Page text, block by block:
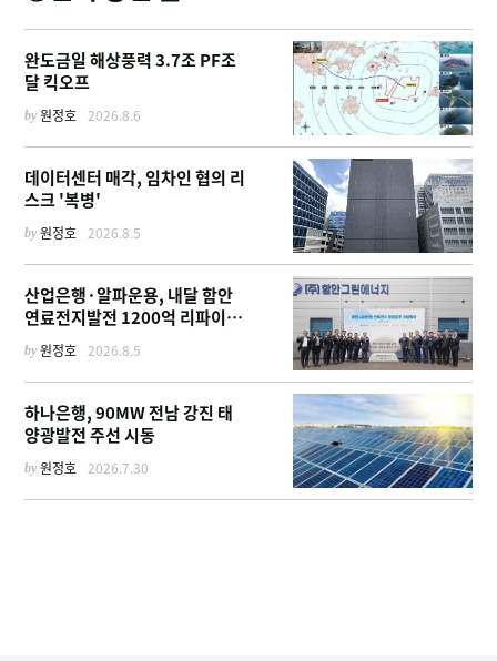
완도금일 해상풍력 3.7조 PF조
달 킥오프
by원정호 2026.8.6
데이터센터 매각, 임차인 협의 리
스크 '복병'
by원정호 2026.8.5
산업은행·알파운용, 내달 함안
연료전지발전 1200억 리파이낸
싱 주선
by원정호 2026.8.5
하나은행, 90MW 전남 강진 태
양광발전 주선 시동
by원정호 2026.7.30